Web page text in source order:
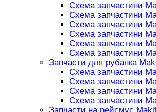
Схема запчастини
Схема запчастини
Схема запчастини
Схема запчастини
Схема запчастини
Схема запчастини
Запчасти для рубанка
Схема запчастини
Схема запчастини
Схема запчастини
Схема запчастини